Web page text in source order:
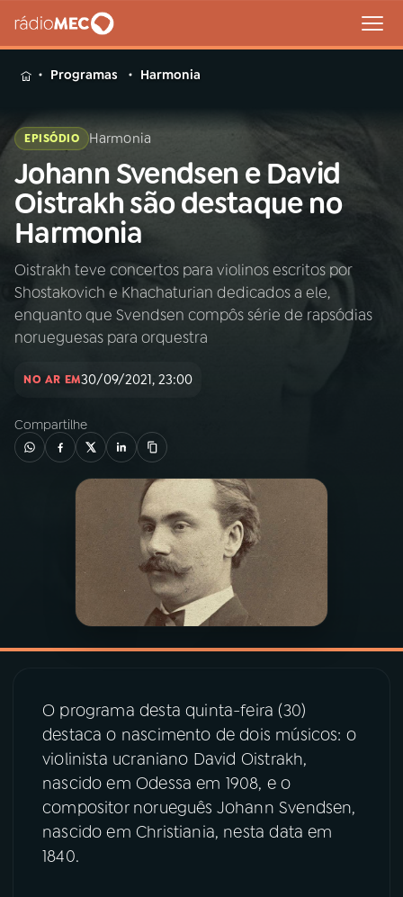
MENU
Buscar
na
Rádio
MEC
Buscar
Início AO VIVO
INÍCIO
02A RÁDIO
03 PROGRAMAÇÃO
PROGRAMAS
PODCASTS
VIDEOCASTS
08 PRÊMIO RÁDIO MEC
ACOMPANHE A RÁDIO MEC
Programas Harmonia
EPISÓDIO Harmonia
Johann Svendsen e David
Oistrakh são destaque no
Harmonia
Oistrakh teve concertos para violinos escritos por
Shostakovich e Khachaturian dedicados a ele,
enquanto que Svendsen compôs série de rapsódias
norueguesas para orquestra
NO AR EM30/09/2021, 23:00
Compartilhe
O programa desta quinta-feira (30)
destaca o nascimento de dois músicos: o
violinista ucraniano David Oistrakh,
nascido em Odessa em 1908, e o
compositor norueguês Johann Svendsen,
nascido em Christiania, nesta data em
1840.